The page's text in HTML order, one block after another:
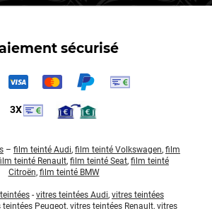
sécurisé
3X
– film teinté Audi, film teinté Volkswagen, film
teinté Renault, film teinté Seat, film teinté
Citroën, film teinté BMW
- vitres teintées Audi, vitres teintées
teintées Peugeot, vitres teintées Renault, vitres